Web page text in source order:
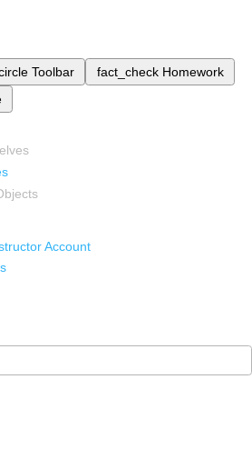
Toolbar fact_check Homework
Account